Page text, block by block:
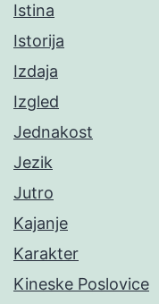
Istina
Istorija
Izdaja
Izgled
Jednakost
Jezik
Jutro
Kajanje
Karakter
Kineske Poslovice